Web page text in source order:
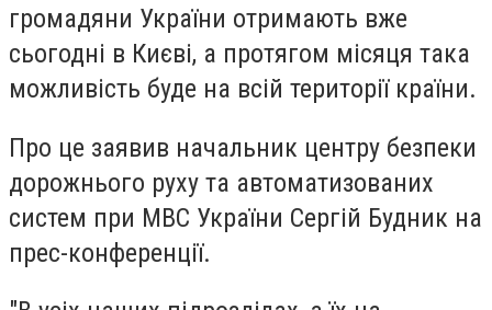
громадяни України отримають вже
сьогодні в Києві, а протягом місяця така
можливість буде на всій території країни.
Про це заявив начальник центру безпеки
дорожнього руху та автоматизованих
систем при МВС України Сергій Будник на
прес-конференції.